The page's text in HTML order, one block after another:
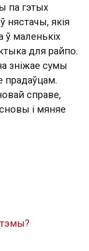
па гэтых
нястачы, якія
ў маленькіх
для райпо.
зніжае сумы
прадаўцам.
справе,
і мяняе